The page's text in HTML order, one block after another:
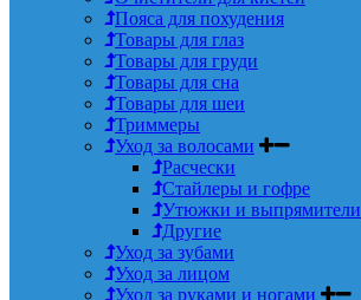
Пояса для похудения
Товары для глаз
Товары для груди
Товары для сна
Товары для шеи
Триммеры
Уход за волосами
Расчески
Стайлеры и гофре
Утюжки и выпрямители
Другие
Уход за зубами
Уход за лицом
Уход за руками и ногами